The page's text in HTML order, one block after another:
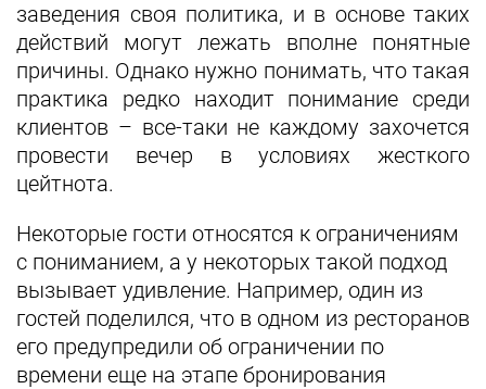
заведения своя политика, и в основе таких
действий могут лежать вполне понятные
причины. Однако нужно понимать, что такая
практика редко находит понимание среди
клиентов – все-таки не каждому захочется
провести вечер в условиях жесткого
цейтнота.
Некоторые гости относятся к ограничениям
с пониманием, а у некоторых такой подход
вызывает удивление. Например, один из
гостей поделился, что в одном из ресторанов
его предупредили об ограничении по
времени еще на этапе бронирования